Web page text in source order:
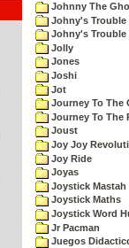
Johnny The
Johny's Trouble
Johny's Trouble
Jolly
Jones
Joshi
Jot
Journey To The
Journey To The
Joust
Joy Joy
Joy Ride
Joyas
Joystick Mastah
Joystick Maths
Joystick Word
Jr Pacman
Juegos